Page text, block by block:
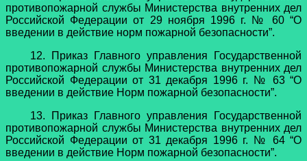
противопожарной службы Министерства внутренних дел
Российской Федерации от 29 ноября 1996 г. № 60 “О
введении в действие норм пожарной безопасности”.
12. Приказ Главного управления Государственной
противопожарной службы Министерства внутренних дел
Российской Федерации от 31 декабря 1996 г. № 63 “О
введении в действие Норм пожарной безопасности”.
13. Приказ Главного управления Государственной
противопожарной службы Министерства внутренних дел
Российской Федерации от 31 декабря 1996 г. № 64 “О
введении в действие Норм пожарной безопасности”.